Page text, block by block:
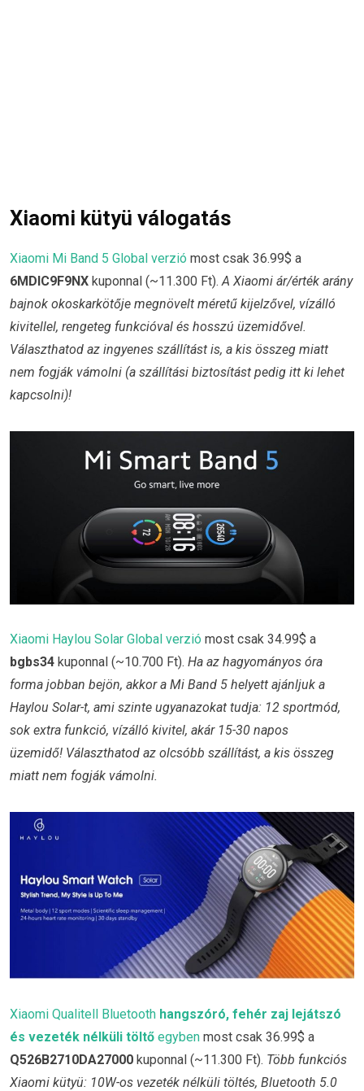
Xiaomi kütyü válogatás
Xiaomi Mi Band 5 Global verzió most csak 36.99$ a
6MDIC9F9NX kuponnal (~11.300 Ft).A Xiaomi ár/érték arány
bajnok okoskarkötője megnövelt méretű kijelzővel, vízálló
kivitellel, rengeteg funkcióval és hosszú üzemidővel.
Választhatod az ingyenes szállítást is, a kis összeg miatt
nem fogják vámolni (a szállítási biztosítást pedig itt ki lehet
kapcsolni)!
Xiaomi Haylou Solar Global verzió most csak 34.99$ a
bgbs34 kuponnal (~10.700 Ft). Ha az hagyományos óra
forma jobban bejön, akkor a Mi Band 5 helyett ajánljuk a
Haylou Solar-t, ami szinte ugyanazokat tudja: 12 sportmód,
sok extra funkció, vízálló kivitel, akár 15-30 napos
üzemidő! Választhatod az olcsóbb szállítást, a kis összeg
miatt nem fogják vámolni.
Xiaomi Qualitell Bluetooth hangszóró, fehér zaj lejátszó
és vezeték nélküli töltő egyben most csak 36.99$ a
Q526B2710DA27000 kuponnal (~11.300 Ft). Több funkciós
Xiaomi kütyü: 10W-os vezeték nélküli töltés, Bluetooth 5.0